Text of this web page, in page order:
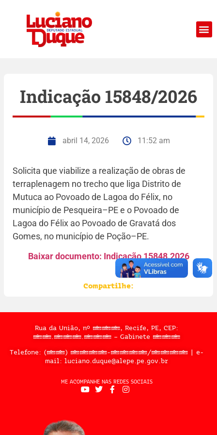
Indicação 15848/2026
abril 14, 2026 11:52 am
Solicita que viabilize a realização de obras de
terraplenagem no trecho que liga Distrito de
Mutuca ao Povoado de Lagoa do Félix, no
município de Pesqueira–PE e o Povoado de
Lagoa do Félix ao Povoado de Gravatá dos
Gomes, no município de Poção–PE.
Baixar documento: Indicação 15848.2026
Compartilhe:
Rua da União, nº 397, Recife, PE, CEP:
50.050.909 – Gabinete 302
Telefone: (81) 3183-2467/2324 | e-
mail: luciano.duque@alepe.pe.gov.br
ME ACOMPANHE NAS REDES SOCIAIS